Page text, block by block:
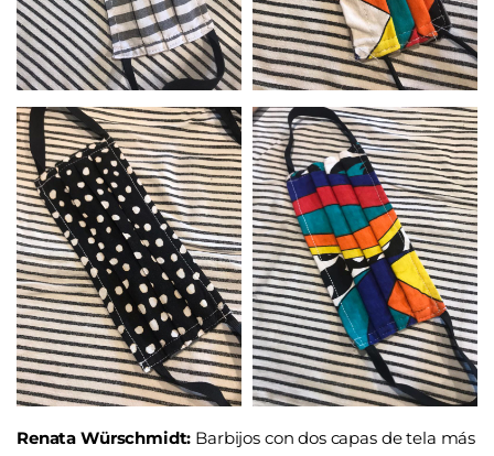
Renata Würschmidt: Barbijos con dos capas de tela más